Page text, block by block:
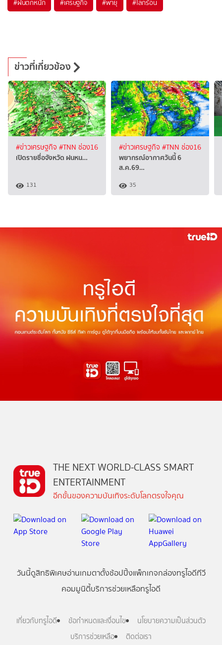
#ฝนตกหนัก #เศรษฐกิจ #พายุ #โลกร้อน
ข่าวที่เกี่ยวข้อง
#ข่าวเศรษฐกิจ #TNN ช่อง16
เปิดรายชื่อจังหวัด ฝนหน…
131
#ข่าวเศรษฐกิจ #TNN ช่อง16
พยากรณ์อากาศวันนี้ 6
ส.ค.69…
35
THE NEXT WORLD-CLASS SMART
ENTERTAINMENT
อีกขั้นของความบันเทิงระดับโลกตรงใจคุณ
วันนี้ดูสิทธิพิเศษอ่านเกมตาตั้งช้อปปิ้งแพ็กเกจกล่องทรูไอดีทีวี
คอมมูนิตี้บริการช่วยเหลือทรูไอดี
เกี่ยวกับทรูไอดี ข้อกำหนดและเงื่อนไข
นโยบายความเป็นส่วนตัว
บริการช่วยเหลือ
ติดต่อเรา